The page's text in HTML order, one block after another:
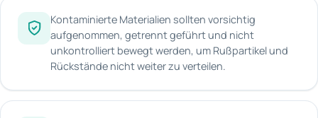
Kontaminierte Materialien sollten vorsichtig
aufgenommen, getrennt geführt und nicht
unkontrolliert bewegt werden, um Rußpartikel und
Rückstände nicht weiter zu verteilen.